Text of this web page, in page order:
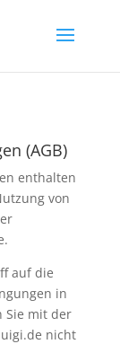
(AGB)
enthalten
von
auf die
in
Sie mit der
nicht